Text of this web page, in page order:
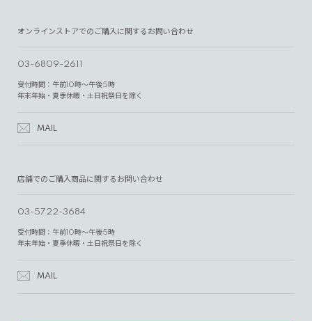
オンラインストアでのご購入に関するお問い合わせ
03-6809-2611
受付時間：午前10時～午後5時
年末年始・夏季休暇・土日祝祭日を除く
MAIL
店舗でのご購入商品に関するお問い合わせ
03-5722-3684
受付時間：午前10時～午後5時
年末年始・夏季休暇・土日祝祭日を除く
MAIL